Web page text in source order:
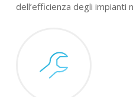
dell’efficienza degli impianti